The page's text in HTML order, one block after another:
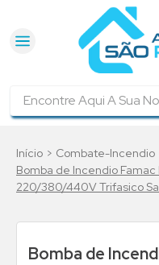
Combate-Incendio
Bomba de Incendio
220/380/440V Trifasico
Bomba de